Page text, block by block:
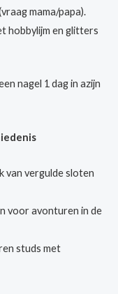
mama/papa).
hobbylijm en glitters
nagel 1 dag in azijn
van vergulde sloten
voor avonturen in de
studs met